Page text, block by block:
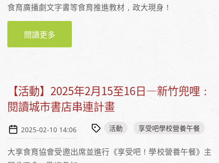
食育廣播劇文字書等食育推進教材，政大現身！
閱讀更多
仔IN政大
【活動】2025年2月15至16日—新竹兜哩：
閱讀城市書店串連計畫
2025-02-10 14:06 活動 享受吧學校營養午餐
大享食育協會受邀出席並進行《享受吧！學校營養午餐》主